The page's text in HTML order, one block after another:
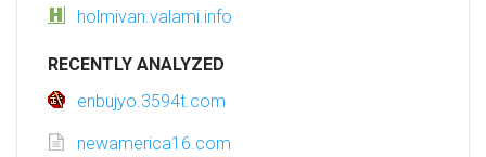
holmivan.valami.info
RECENTLY ANALYZED
enbujyo.3594t.com
newamerica16.com